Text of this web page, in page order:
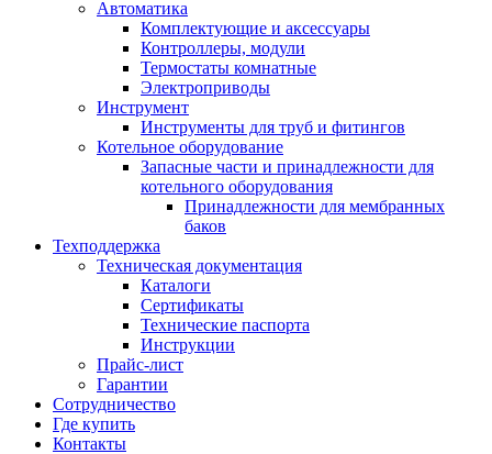
Автоматика
Комплектующие и аксессуары
Контроллеры, модули
Термостаты комнатные
Электроприводы
Инструмент
Инструменты для труб и фитингов
Котельное оборудование
Запасные части и принадлежности для
котельного оборудования
Принадлежности для мембранных
баков
Техподдержка
Техническая документация
Каталоги
Сертификаты
Технические паспорта
Инструкции
Прайс-лист
Гарантии
Сотрудничество
Где купить
Контакты